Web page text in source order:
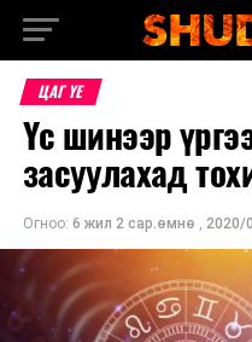
ЦАГ ҮЕ
Үс шинээр
засуулахад
Огноо: 6 жил 2 сар.өмнө , 2020/